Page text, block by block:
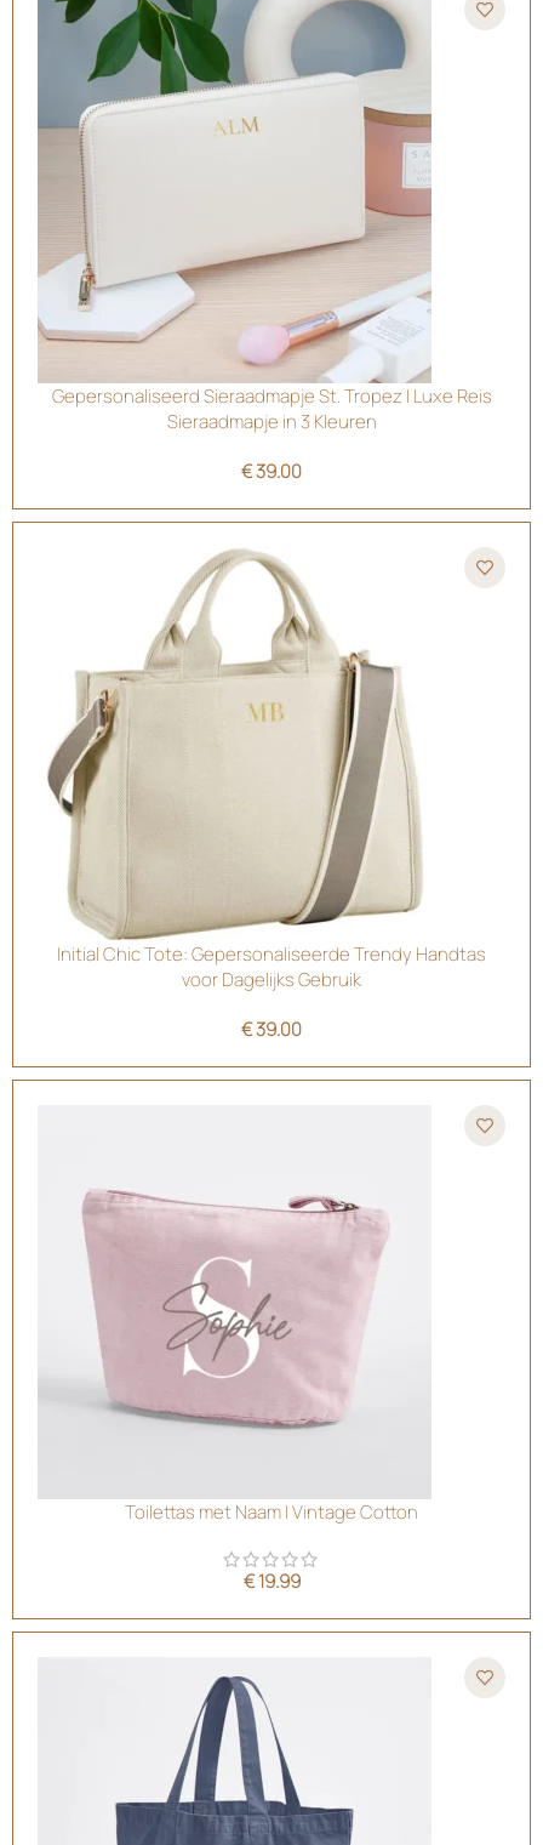
Gepersonaliseerd Sieraadmapje St. Tropez | Luxe Reis
Sieraadmapje in 3 Kleuren
€39.00
Initial Chic Tote: Gepersonaliseerde Trendy Handtas
voor Dagelijks Gebruik
€39.00
Toilettas met Naam | Vintage Cotton
€19.99